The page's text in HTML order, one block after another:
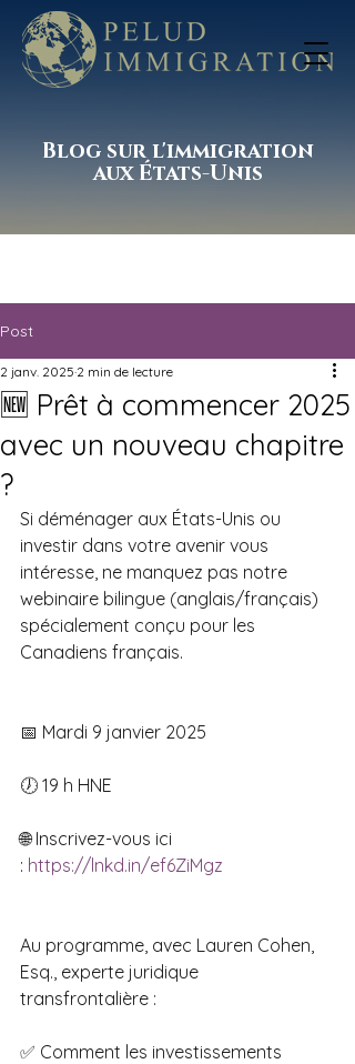
Blog sur l'immigration
aux États-Unis
Post
🆕 Prêt à commencer 2025
avec un nouveau chapitre
?
2 janv. 2025 2 min de lecture
Si déménager aux États-Unis ou
investir dans votre avenir vous
intéresse, ne manquez pas notre
webinaire bilingue (anglais/français)
spécialement conçu pour les
Canadiens français.
📅 Mardi 9 janvier 2025
🕖 19 h HNE
🌐 Inscrivez-vous ici
: https://lnkd.in/ef6ZiMgz
Au programme, avec Lauren Cohen,
Esq., experte juridique
transfrontalière :
✅ Comment les investissements